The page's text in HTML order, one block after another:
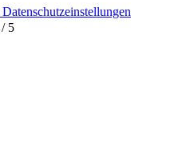
/ 5
Datenschutzeinstellungen